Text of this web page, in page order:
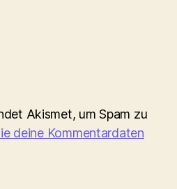
Akismet, um Spam zu
deine Kommentardaten